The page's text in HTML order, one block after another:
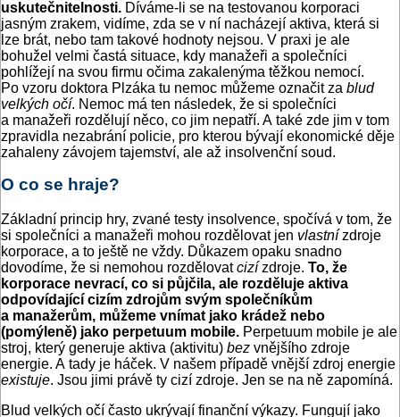
uskutečnitelnosti. Díváme-li se na testovanou korporaci
jasným zrakem, vidíme, zda se v ní nacházejí aktiva, která si
lze brát, nebo tam takové hodnoty nejsou. V praxi je ale
bohužel velmi častá situace, kdy manažeři a společníci
pohlížejí na svou firmu očima zakalenýma těžkou nemocí.
Po vzoru doktora Plzáka tu nemoc můžeme označit za blud
velkých očí. Nemoc má ten následek, že si společníci
a manažeři rozdělují něco, co jim nepatří. A také zde jim v tom
zpravidla nezabrání policie, pro kterou bývají ekonomické děje
zahaleny závojem tajemství, ale až insolvenční soud.
O co se hraje?
Základní princip hry, zvané testy insolvence, spočívá v tom, že
si společníci a manažeři mohou rozdělovat jen vlastnízdroje
korporace, a to ještě ne vždy. Důkazem opaku snadno
dovodíme, že si nemohou rozdělovatcizízdroje. To, že
korporace nevrací, co si půjčila, ale rozděluje aktiva
odpovídající cizím zdrojům svým společníkům
a manažerům, můžeme vnímat jako krádež nebo
(pomýleně) jako perpetuum mobile. Perpetuum mobile je ale
stroj, který generuje aktiva (aktivitu) bez vnějšího zdroje
energie. A tady je háček. V našem případě vnější zdroj energie
existuje. Jsou jimi právě ty cizí zdroje. Jen se na ně zapomíná.
Blud velkých očí často ukrývají finanční výkazy. Fungují jako